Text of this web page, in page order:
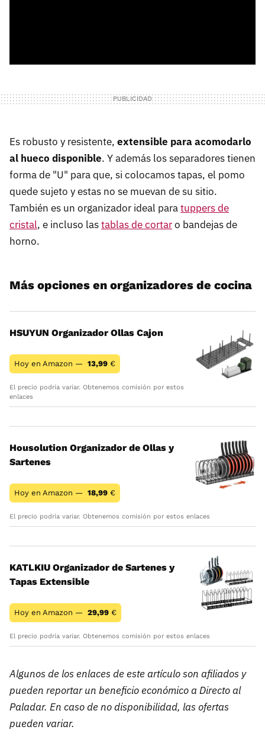
Es robusto y resistente, extensible para acomodarlo
al hueco disponible. Y además los separadores tienen
forma de "U" para que, si colocamos tapas, el pomo
quede sujeto y estas no se muevan de su sitio.
También es un organizador ideal paratuppers de
cristal, e incluso lastablas de cortaro bandejas de
horno.
Más opciones en organizadores de cocina
HSUYUN Organizador Ollas Cajon
Hoy en Amazon — 13,99 €
El precio podría variar. Obtenemos comisión por estos
enlaces
Housolution Organizador de Ollas y
Sartenes
Hoy en Amazon — 18,99 €
El precio podría variar. Obtenemos comisión por estos enlaces
KATLKIU Organizador de Sartenes y
Tapas Extensible
Hoy en Amazon — 29,99 €
El precio podría variar. Obtenemos comisión por estos enlaces
Algunos de los enlaces de este artículo son afiliados y
pueden reportar un beneficio económico a Directo al
Paladar. En caso de no disponibilidad, las ofertas
pueden variar.